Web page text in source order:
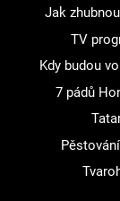
Jak
TV
Kdy budou
7 pádů